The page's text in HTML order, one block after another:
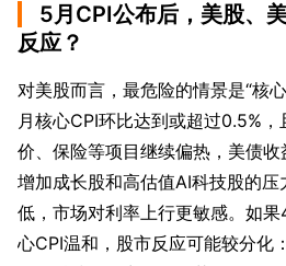
5月CPI公布后，美股、
反应？
对美股而言，最危险的情景是“核
月核心CPI环比达到或超过0.5%
价、保险等项目继续偏热，美债
增加成长股和高估值AI科技股的
低，市场对利率上行更敏感。如
心CPI温和，股市反应可能较分化